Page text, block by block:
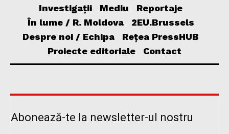
Investigații
Mediu
Reportaje
În lume / R. Moldova
2EU.Brussels
Despre noi / Echipa
Rețea PressHUB
Proiecte editoriale
Contact
Abonează-te la newsletter-ul nostru